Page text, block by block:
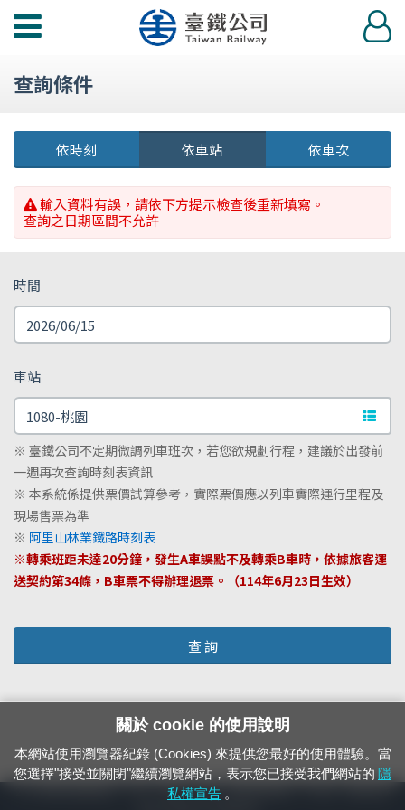
功
選
登
入
查詢條件
依時刻 依車站 依車次
輸入資料有誤，請依下方提示檢查後重新填寫。
查詢之日期區間不允許
時間
車站
文字
※ 臺鐵公司不定期微調列車班次，若您欲規劃行程，建議於出發前
一週再次查詢時刻表資訊
※ 本系統係提供票價試算參考，實際票價應以列車實際運行里程及
現場售票為準
※ 阿里山林業鐵路時刻表
※轉乘班距未達20分鐘，發生A車誤點不及轉乘B車時，依據旅客運
送契約第34條，B車票不得辦理退票。（114年6月23日生效）
查 詢
24小時緊急通報電話：1933（市話、手機，僅限發現軌道、平交道、橋樑及隧
關於 cookie 的使用說明
本網站使用瀏覽器紀錄 (Cookies) 來提供您最好的使用體驗。當
您選擇"接受並關閉"繼續瀏覽網站，表示您已接受我們網站的 隱
私權宣告 。